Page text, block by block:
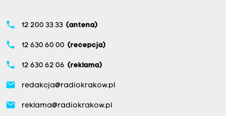
phone 12 200 33 33 (antena)
phone 12 630 60 00 (recepcja)
phone 12 630 62 06 (reklama)
email redakcja@radiokrakow.pl
email reklama@radiokrakow.pl